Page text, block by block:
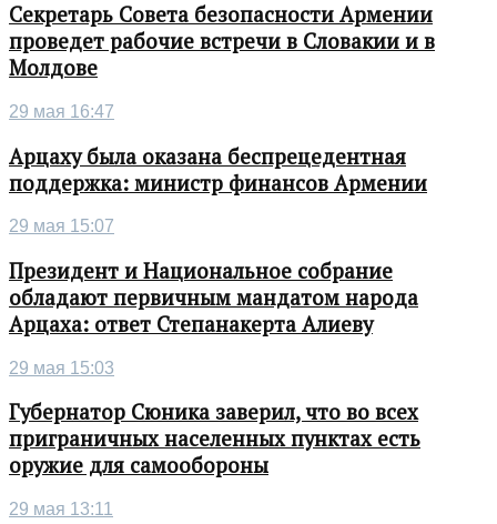
Секретарь Совета безопасности Армении
проведет рабочие встречи в Словакии и в
Молдове
29 мая 16:47
Арцаху была оказана беспрецедентная
поддержка: министр финансов Армении
29 мая 15:07
Президент и Национальное собрание
обладают первичным мандатом народа
Арцаха: ответ Степанакерта Алиеву
29 мая 15:03
Губернатор Сюника заверил, что во всех
приграничных населенных пунктах есть
оружие для самообороны
29 мая 13:11